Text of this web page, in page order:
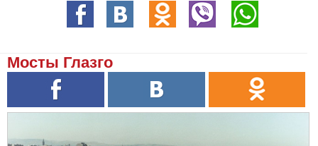
Мосты Глазго